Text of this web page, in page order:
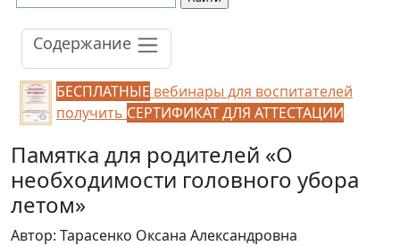
Содержание
БЕСПЛАТНЫЕ вебинары для воспитателей
получить СЕРТИФИКАТ ДЛЯ АТТЕСТАЦИИ
Памятка для родителей «О
необходимости головного убора
летом»
Автор: Тарасенко Оксана Александровна